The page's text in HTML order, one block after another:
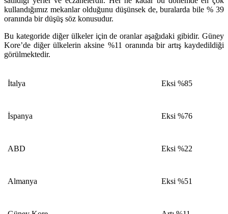
kullandığımız mekanlar olduğunu düşünsek de, buralarda bile % 39
oranında bir düşüş söz konusudur.
Bu kategoride diğer ülkeler için de oranlar aşağıdaki gibidir. Güney
Kore’de diğer ülkelerin aksine %11 oranında bir artış kaydedildiği
görülmektedir.
İtalya Eksi %85
İspanya Eksi %76
ABD Eksi %22
Almanya Eksi %51